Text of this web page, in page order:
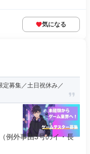
気になる
募集／土日祝休み／
例外事由3号のイ・長